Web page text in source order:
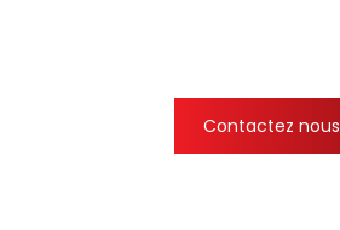
Contactez nous